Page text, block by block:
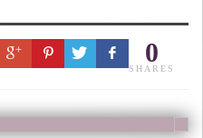
0
SHARES